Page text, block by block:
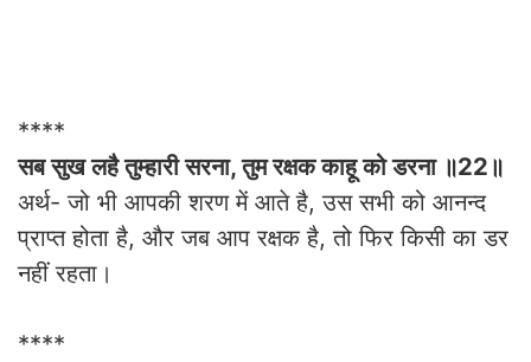
****
सब सुख लहै तुम्हारी सरना, तुम रक्षक काहू को डरना ॥22॥
अर्थ- जो भी आपकी शरण में आते है, उस सभी को आनन्द
प्राप्त होता है, और जब आप रक्षक है, तो फिर किसी का डर
नहीं रहता।
****